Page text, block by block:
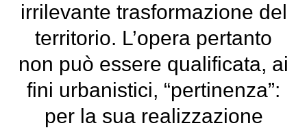
irrilevante trasformazione del
territorio. L’opera pertanto
non può essere qualificata, ai
fini urbanistici, “pertinenza”:
per la sua realizzazione